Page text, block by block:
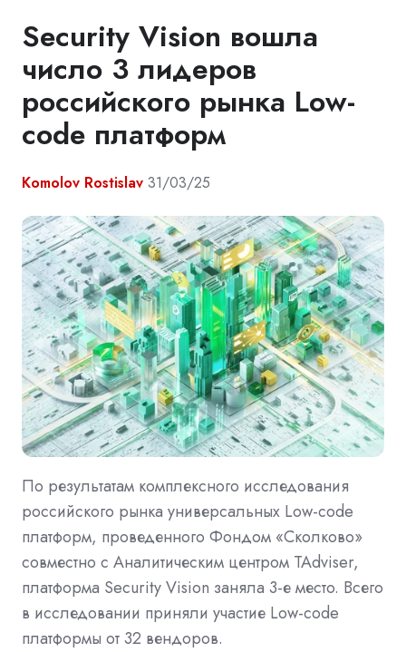
Security Vision вошла
число 3 лидеров
российского рынка Low-
code платформ
Komolov Rostislav 31/03/25
По результатам комплексного исследования
российского рынка универсальных Low-code
платформ, проведенного Фондом «Сколково»
совместно с Аналитическим центром TAdviser,
платформа Security Vision заняла 3-е место. Всего
в исследовании приняли участие Low-code
платформы от 32 вендоров.